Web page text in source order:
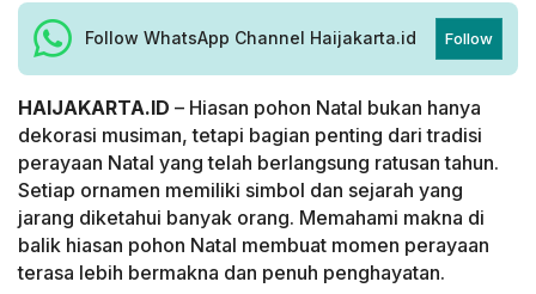
Follow WhatsApp Channel Haijakarta.id Follow
HAIJAKARTA.ID – Hiasan pohon Natal bukan hanya
dekorasi musiman, tetapi bagian penting dari tradisi
perayaan Natal yang telah berlangsung ratusan tahun.
Setiap ornamen memiliki simbol dan sejarah yang
jarang diketahui banyak orang. Memahami makna di
balik hiasan pohon Natal membuat momen perayaan
terasa lebih bermakna dan penuh penghayatan.